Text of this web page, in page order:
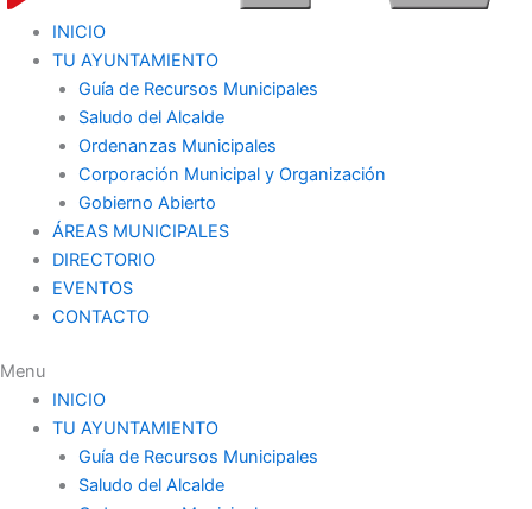
INICIO
TU AYUNTAMIENTO
Guía de Recursos Municipales
Saludo del Alcalde
Ordenanzas Municipales
Corporación Municipal y Organización
Gobierno Abierto
ÁREAS MUNICIPALES
DIRECTORIO
EVENTOS
CONTACTO
Menu
INICIO
TU AYUNTAMIENTO
Guía de Recursos Municipales
Saludo del Alcalde